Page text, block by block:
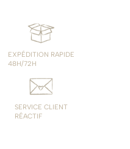
EXPÉDITION RAPIDE
48H/72H
SERVICE CLIENT
RÉACTIF